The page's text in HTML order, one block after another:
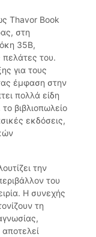
Thavor Book
στη
35Β,
του.
για τους
έμφαση στην
πολλά είδη
βιβλιοπωλείο
εκδόσεις,
την
του
Η συνεχής
τη